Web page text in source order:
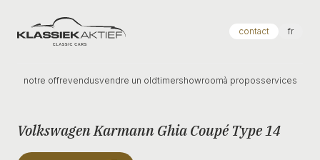
Klassiek Aktief contact fr
notre offrevendusvendre un oldtimershowroomà proposservices
Volkswagen Karmann Ghia Coupé Type 14